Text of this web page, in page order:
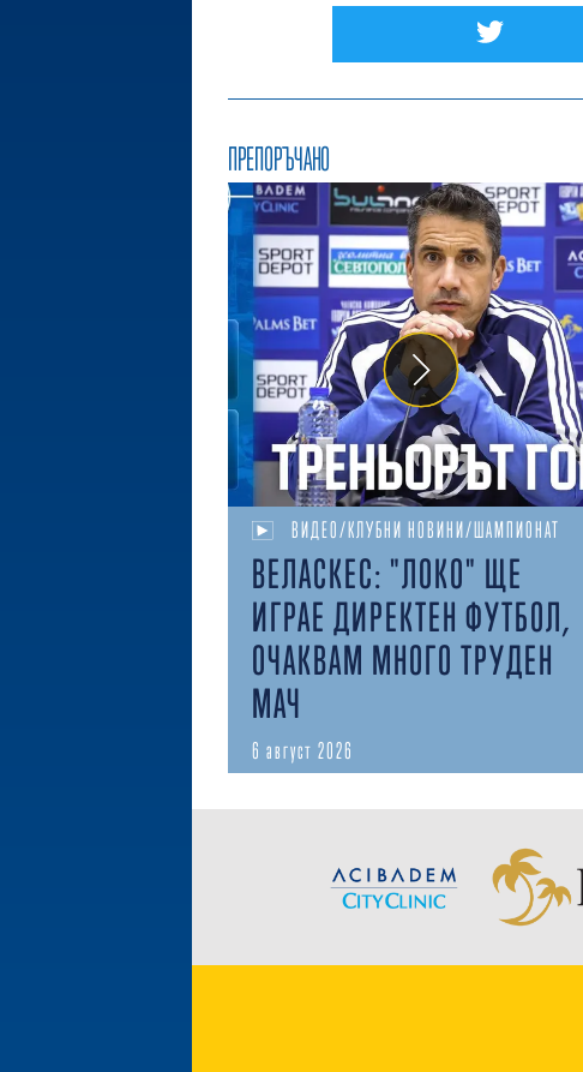
ПРЕПОРЪЧАНО
ВИДЕО/КЛУБНИ НОВИНИ/ШАМПИОНАТ
ВЕЛАСКЕС: "ЛОКО" ЩЕ
ИГРАЕ ДИРЕКТЕН ФУТБОЛ,
ОЧАКВАМ МНОГО ТРУДЕН
МАЧ
6 август 2026